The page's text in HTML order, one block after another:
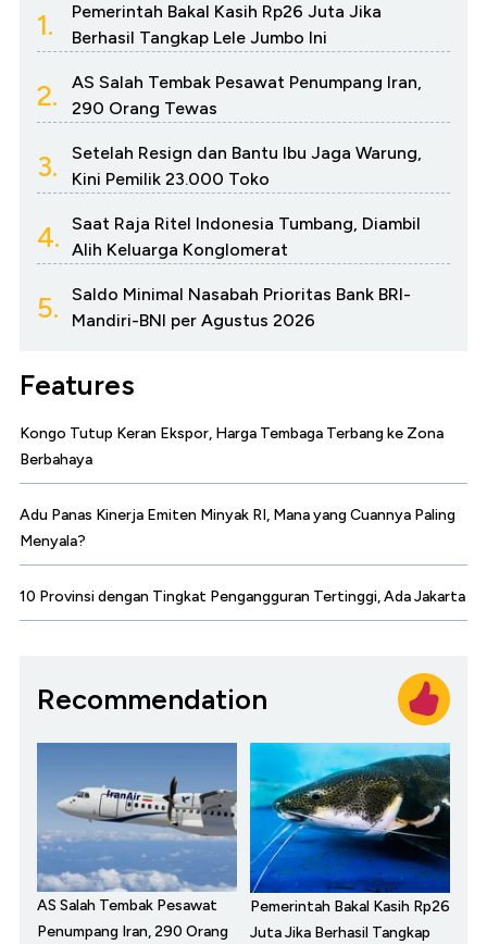
1.
Pemerintah Bakal Kasih Rp26 Juta Jika
Berhasil Tangkap Lele Jumbo Ini
2.
AS Salah Tembak Pesawat Penumpang Iran,
290 Orang Tewas
3.
Setelah Resign dan Bantu Ibu Jaga Warung,
Kini Pemilik 23.000 Toko
4.
Saat Raja Ritel Indonesia Tumbang, Diambil
Alih Keluarga Konglomerat
5.
Saldo Minimal Nasabah Prioritas Bank BRI-
Mandiri-BNI per Agustus 2026
Features
Kongo Tutup Keran Ekspor, Harga Tembaga Terbang ke Zona
Berbahaya
Adu Panas Kinerja Emiten Minyak RI, Mana yang Cuannya Paling
Menyala?
10 Provinsi dengan Tingkat Pengangguran Tertinggi, Ada Jakarta
Recommendation
AS Salah Tembak Pesawat
Penumpang Iran, 290 Orang
Pemerintah Bakal Kasih Rp26
Juta Jika Berhasil Tangkap